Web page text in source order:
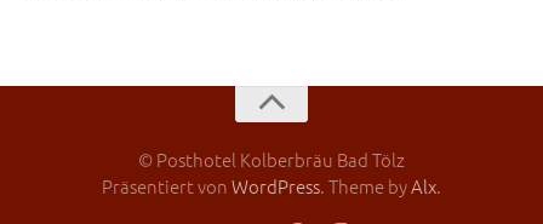
© Posthotel Kolberbräu Bad Tölz
Präsentiert vonWordPress. Theme byAlx.